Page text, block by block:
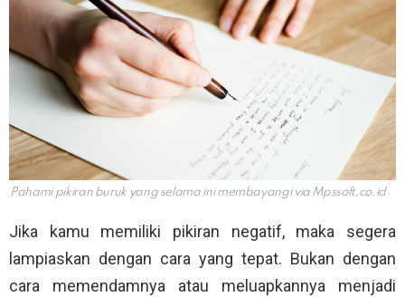
Pahami pikiran buruk yang selama ini membayangi via Mpssoft.co.id
Jika kamu memiliki pikiran negatif, maka segera
lampiaskan dengan cara yang tepat. Bukan dengan
cara memendamnya atau meluapkannya menjadi